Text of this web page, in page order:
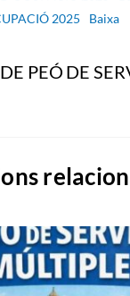
2025
Baixa
PEÓ DE